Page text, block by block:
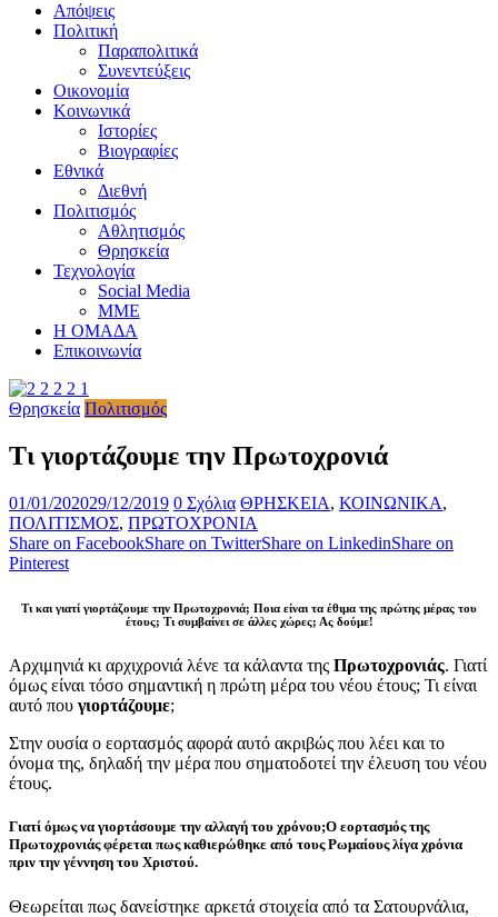
Απόψεις
Πολιτική
Παραπολιτικά
Συνεντεύξεις
Οικονομία
Κοινωνικά
Ιστορίες
Βιογραφίες
Εθνικά
Διεθνή
Πολιτισμός
Αθλητισμός
Θρησκεία
Τεχνολογία
Social Media
ΜΜΕ
Η ΟΜΑΔΑ
Επικοινωνία
Θρησκεία Πολιτισμός
Τι γιορτάζουμε την Πρωτοχρονιά
01/01/202029/12/2019 0 Σχόλια ΘΡΗΣΚΕΙΑ, ΚΟΙΝΩΝΙΚΑ,
ΠΟΛΙΤΙΣΜΟΣ, ΠΡΩΤΟΧΡΟΝΙΑ
Share on FacebookShare on TwitterShare on LinkedinShare on
Pinterest
Τι και γιατί γιορτάζουμε την Πρωτοχρονιά; Ποια είναι τα έθιμα της πρώτης μέρας του
έτους; Τι συμβαίνει σε άλλες χώρες; Ας δούμε!
Αρχιμηνιά κι αρχιχρονιά λένε τα κάλαντα της Πρωτοχρονιάς. Γιατί
όμως είναι τόσο σημαντική η πρώτη μέρα του νέου έτους; Τι είναι
αυτό που γιορτάζουμε;
Στην ουσία ο εορτασμός αφορά αυτό ακριβώς που λέει και το
όνομα της, δηλαδή την μέρα που σηματοδοτεί την έλευση του νέου
έτους.
Γιατί όμως να γιορτάσουμε την αλλαγή του χρόνου;Ο εορτασμός της
Πρωτοχρονιάς φέρεται πως καθιερώθηκε από τους Ρωμαίους λίγα χρόνια
πριν την γέννηση του Χριστού.
Θεωρείται πως δανείστηκε αρκετά στοιχεία από τα Σατουρνάλια,